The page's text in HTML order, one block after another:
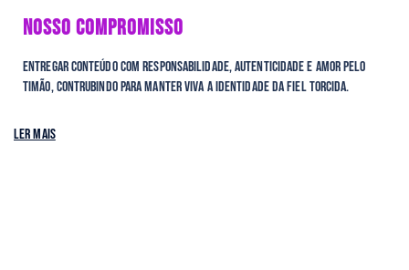
NOSSO COMPROMISSO
Entregar conteúdo com responsabilidade, autenticidade e amor pelo
Timão, contrubindo para manter viva a identidade da fiel torcida.
Ler mais